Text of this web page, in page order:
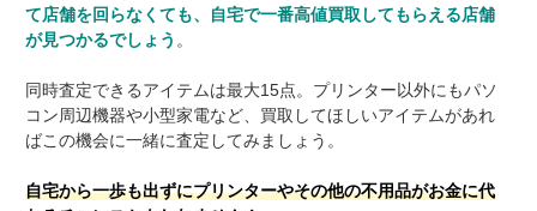
て店舗を回らなくても、自宅で一番高値買取してもらえる店舗
が見つかるでしょう 。
同時査定できるアイテムは最大15点。プリンター以外にもパソ
コン周辺機器や小型家電など、買取してほしいアイテムがあれ
ばこの機会に一緒に査定してみましょう。
自宅から一歩も出ずにプリンターやその他の不用品がお金に代